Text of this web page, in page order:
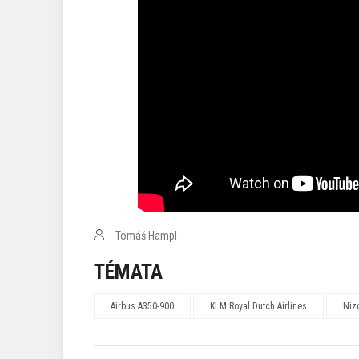
Tomáš Hampl
TÉMATA
Airbus A350-900 KLM Royal Dutch Airlines